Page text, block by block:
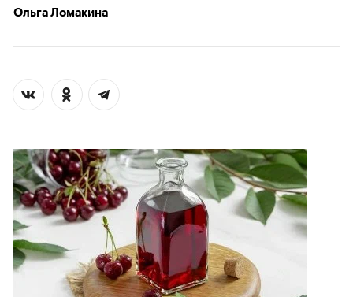
Ольга Ломакина